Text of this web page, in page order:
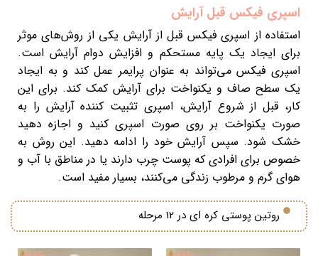
اسپری فیکس قبل آرایش
استفاده از اسپری فیکس قبل از آرایش یکی از روش‌های موثر
برای ایجاد یک پایه مستحکم و افزایش دوام آرایش است.
اسپری فیکس می‌تواند به عنوان پرایمر عمل کند و به ایجاد
یک سطح صاف و یکنواخت برای آرایش کمک کند. برای این
کار، قبل از شروع آرایش، اسپری تثبیت کننده آرایش را به
صورت یکنواخت بر روی صورت اسپری کنید و اجازه دهید
خشک شود. سپس آرایش خود را ادامه دهید. این روش به
خصوص برای افرادی که پوست چرب دارند یا در مناطق با آب و
هوای گرم و مرطوب زندگی می‌کنند، بسیار مفید است.
روتین پوستی کره ای در 12 مرحله